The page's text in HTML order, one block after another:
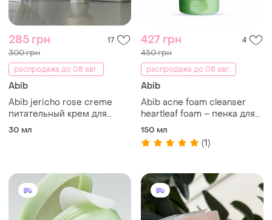
285 грн 17
300 грн
распродажа до 08 авг.
Abib
Abib jericho rose creme
питательный крем для
сухой кожи с иерохонской
30 мл
427 грн 4
450 грн
распродажа до 08 авг.
Abib
Abib acne foam cleanser
heartleaf foam – пенка для
умывания против акне
150ml
150 мл
(1)